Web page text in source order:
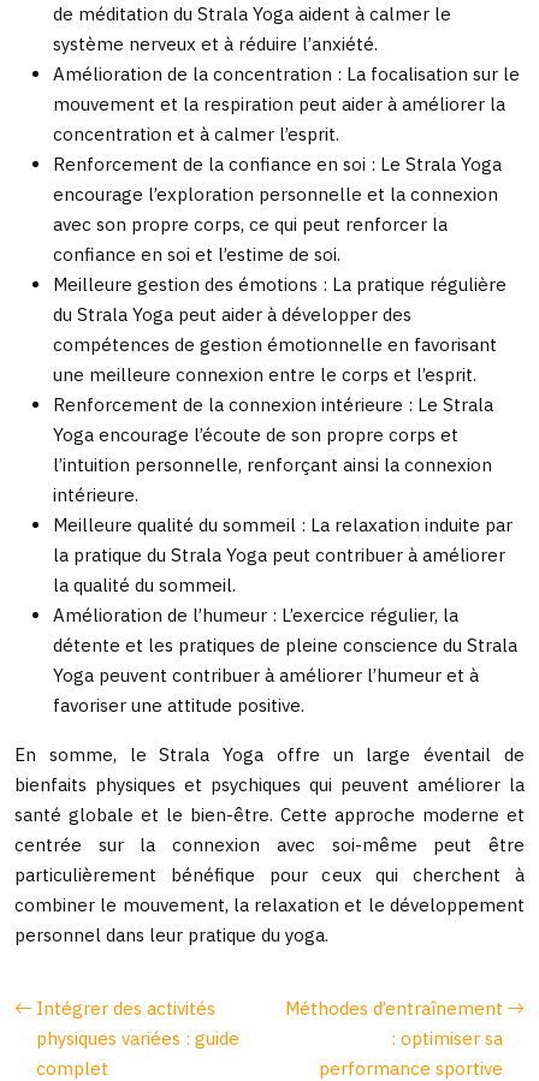
de méditation du Strala Yoga aident à calmer le
système nerveux et à réduire l’anxiété.
Amélioration de la concentration : La focalisation sur le
mouvement et la respiration peut aider à améliorer la
concentration et à calmer l’esprit.
Renforcement de la confiance en soi : Le Strala Yoga
encourage l’exploration personnelle et la connexion
avec son propre corps, ce qui peut renforcer la
confiance en soi et l’estime de soi.
Meilleure gestion des émotions : La pratique régulière
du Strala Yoga peut aider à développer des
compétences de gestion émotionnelle en favorisant
une meilleure connexion entre le corps et l’esprit.
Renforcement de la connexion intérieure : Le Strala
Yoga encourage l’écoute de son propre corps et
l’intuition personnelle, renforçant ainsi la connexion
intérieure.
Meilleure qualité du sommeil : La relaxation induite par
la pratique du Strala Yoga peut contribuer à améliorer
la qualité du sommeil.
Amélioration de l’humeur : L’exercice régulier, la
détente et les pratiques de pleine conscience du Strala
Yoga peuvent contribuer à améliorer l’humeur et à
favoriser une attitude positive.
En somme, le Strala Yoga offre un large éventail de
bienfaits physiques et psychiques qui peuvent améliorer la
santé globale et le bien-être. Cette approche moderne et
centrée sur la connexion avec soi-même peut être
particulièrement bénéfique pour ceux qui cherchent à
combiner le mouvement, la relaxation et le développement
personnel dans leur pratique du yoga.
Intégrer des activités
physiques variées : guide
complet
Méthodes d’entraînement
: optimiser sa
performance sportive